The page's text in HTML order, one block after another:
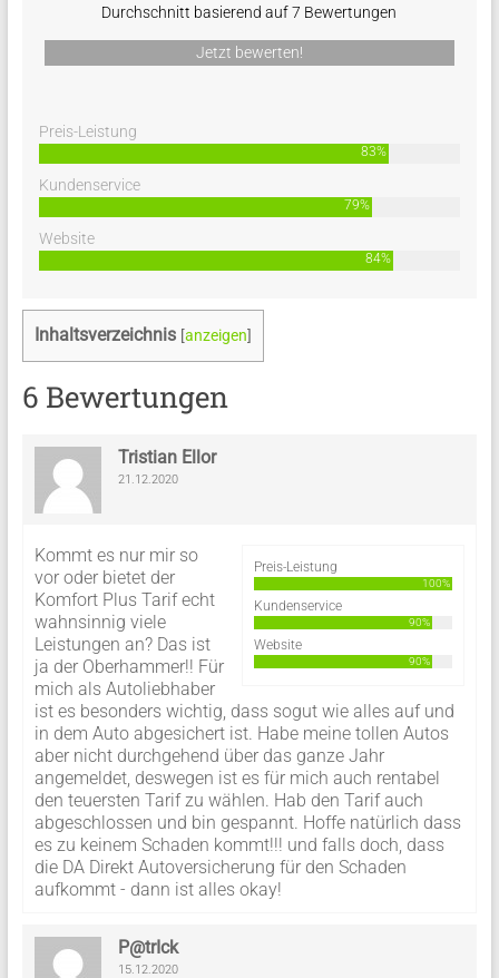
Durchschnitt basierend auf 7 Bewertungen
Jetzt bewerten!
Preis-Leistung
83%
Kundenservice
79%
Website
84%
Inhaltsverzeichnis [anzeigen]
6 Bewertungen
Tristian Ellor
21.12.2020
Preis-Leistung
100%
Kundenservice
90%
Website
90%
Kommt es nur mir so
vor oder bietet der
Komfort Plus Tarif echt
wahnsinnig viele
Leistungen an? Das ist
ja der Oberhammer!! Für
mich als Autoliebhaber
ist es besonders wichtig, dass sogut wie alles auf und
in dem Auto abgesichert ist. Habe meine tollen Autos
aber nicht durchgehend über das ganze Jahr
angemeldet, deswegen ist es für mich auch rentabel
den teuersten Tarif zu wählen. Hab den Tarif auch
abgeschlossen und bin gespannt. Hoffe natürlich dass
es zu keinem Schaden kommt!!! und falls doch, dass
die DA Direkt Autoversicherung für den Schaden
aufkommt - dann ist alles okay!
P@trIck
15.12.2020